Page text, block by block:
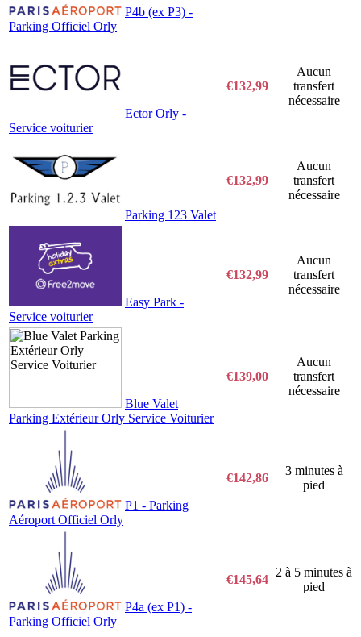
P4b (ex P3) -
Parking Officiel Orly
Ector Orly -
Service voiturier
€132,99
Aucun
transfert
nécessaire
Parking 123 Valet
€132,99
Aucun
transfert
nécessaire
Easy Park -
Service voiturier
€132,99
Aucun
transfert
nécessaire
Blue Valet
Parking Extérieur Orly Service Voiturier
€139,00
Aucun
transfert
nécessaire
P1 - Parking
Aéroport Officiel Orly
€142,86
3 minutes à
pied
P4a (ex P1) -
Parking Officiel Orly
€145,64
2 à 5 minutes à
pied